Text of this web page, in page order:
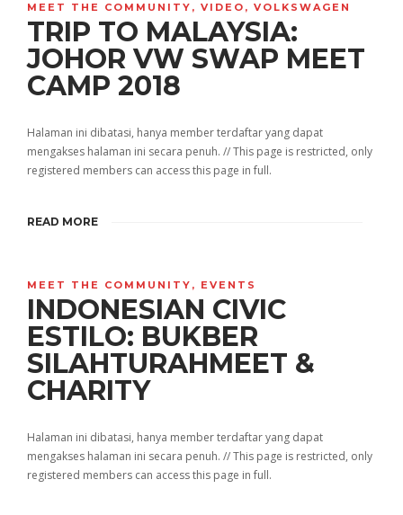
MEET THE COMMUNITY , VIDEO , VOLKSWAGEN
TRIP TO MALAYSIA:
JOHOR VW SWAP MEET
CAMP 2018
Halaman ini dibatasi, hanya member terdaftar yang dapat
mengakses halaman ini secara penuh. // This page is restricted, only
registered members can access this page in full.
READ MORE
MEET THE COMMUNITY , EVENTS
INDONESIAN CIVIC
ESTILO: BUKBER
SILAHTURAHMEET &
CHARITY
Halaman ini dibatasi, hanya member terdaftar yang dapat
mengakses halaman ini secara penuh. // This page is restricted, only
registered members can access this page in full.